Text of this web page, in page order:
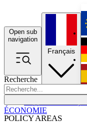
Open sub
navigation
Recherche
POLICY AREAS
Français
ÉCONOMIE